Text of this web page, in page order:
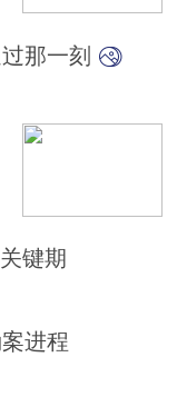
那一刻
键期
进程